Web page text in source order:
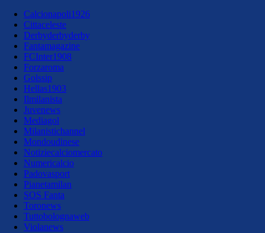
Calcionapoli1926
Cittaceleste
Derbyderbyderby
Fantamagazine
FCInter1908
Forzaroma
Golssip
Hellas1903
Ilmilanista
Juvenews
Mediagol
Milanistichannel
Mondoudinese
Notiziecalciomercato
Numericalcio
Padovasport
Pianetamilan
SOS Fanta
Toronews
Tuttobolognaweb
Violanews